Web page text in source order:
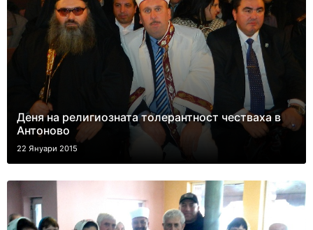
Деня на религиозната толерантност честваха в
Антоново
22 Януари 2015